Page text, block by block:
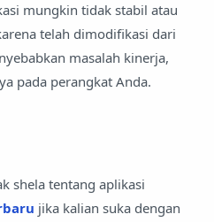
mungkin tidak stabil atau
telah dimodifikasi dari
masalah kinerja,
pada perangkat Anda.
shela tentang aplikasi
jika kalian suka dengan